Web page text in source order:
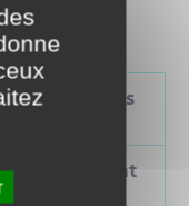
des élections
Précédent